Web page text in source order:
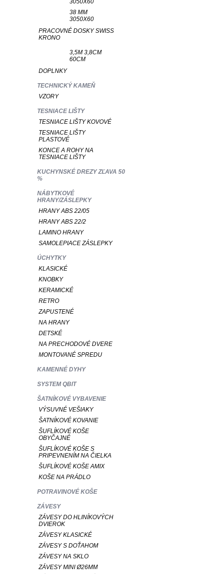
3050X60
38 MM
3050X60
PRACOVNÉ DOSKY SWISS
KRONO
3,5M 3,8CM
60CM
DOPLNKY
TECHNICKÝ KAMEŇ
VZORY
TESNIACE LIŠTY
TESNIACE LIŠTY KOVOVÉ
TESNIACE LIŠTY
PLASTOVÉ
KONCE A ROHY NA
TESNIACE LIŠTY
KUCHYNSKÉ DREZY ZĽAVA 50
%
NÁBYTKOVÉ
HRANY/ZÁSLEPKY
HRANY ABS 22/05
HRANY ABS 22/2
LAMINO HRANY
SAMOLEPIACE ZÁSLEPKY
ÚCHYTKY
KLASICKÉ
KNOBKY
KERAMICKÉ
RETRO
ZAPUSTENÉ
NA HRANY
DETSKÉ
NA PRECHODOVÉ DVERE
MONTOVANÉ SPREDU
KAMENNÉ DYHY
SYSTEM QBIT
ŠATNÍKOVÉ VYBAVENIE
VÝSUVNÉ VEŠIAKY
ŠATNÍKOVÉ KOVANIE
ŠUFLÍKOVÉ KOŠE
OBYČAJNÉ
ŠUFLÍKOVÉ KOŠE S
PRIPEVNENÍM NA ČIELKA
ŠUFLÍKOVÉ KOŠE AMIX
KOŠE NA PRÁDLO
POTRAVINOVÉ KOŠE
ZÁVESY
ZÁVESY DO HLINÍKOVÝCH
DVIEROK
ZÁVESY KLASICKÉ
ZÁVESY S DOŤAHOM
ZÁVESY NA SKLO
ZÁVESY MINI Ø26MM